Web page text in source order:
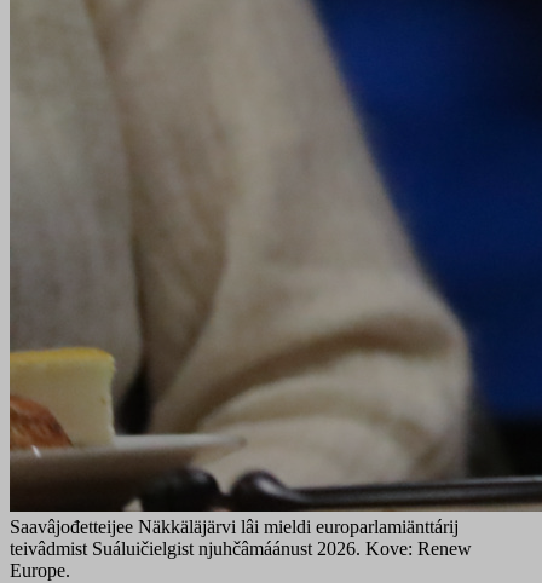
Saavâjođetteijee Näkkäläjärvi lâi mieldi europarlamiänttárij
teivâdmist Suáluičielgist njuhčâmáánust 2026. Kove: Renew
Europe.